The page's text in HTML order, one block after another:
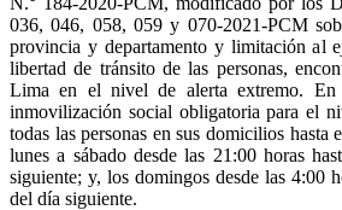
036, 046, 058, 059 y 070-2021-PCM
provincia y departamento y limitación al
libertad de tránsito de las personas,
Lima en el nivel de alerta extremo. En
inmovilización social obligatoria para el
todas las personas en sus domicilios hasta
lunes a sábado desde las 21:00 horas
siguiente; y, los domingos desde las 4:00
del día siguiente.